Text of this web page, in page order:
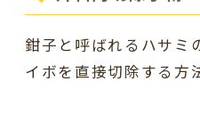
鉗子と呼ばれるハサミ
イボを直接切除する方